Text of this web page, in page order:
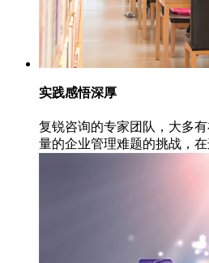
实践感悟深厚
复锐咨询的专家团队，大多
量的企业管理难题的挑战，